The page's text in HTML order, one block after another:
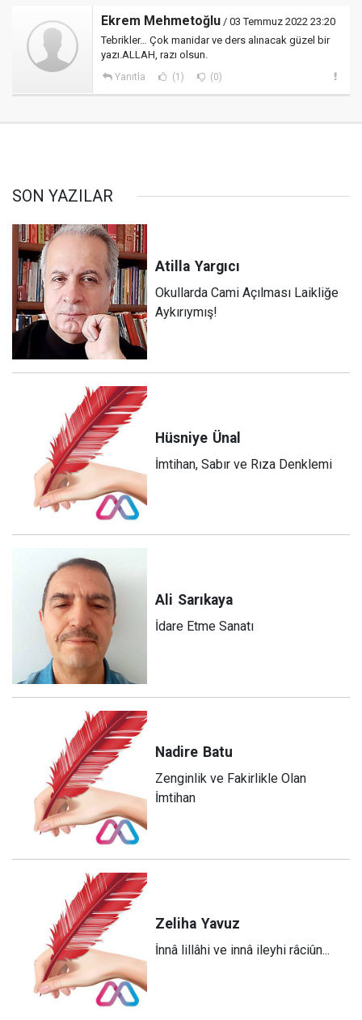
Ekrem Mehmetoğlu / 03 Temmuz 2022 23:20
Tebrikler… Çok manidar ve ders alınacak güzel bir
yazı.ALLAH, razı olsun.
Yanıtla (1) (0)
SON YAZILAR
Atilla Yargıcı
Okullarda Cami Açılması Laikliğe
Aykırıymış!
Hüsniye Ünal
İmtihan, Sabır ve Rıza Denklemi
Ali Sarıkaya
İdare Etme Sanatı
Nadire Batu
Zenginlik ve Fakirlikle Olan
İmtihan
Zeliha Yavuz
​İnnâ lillâhi ve innâ ileyhi râciûn...